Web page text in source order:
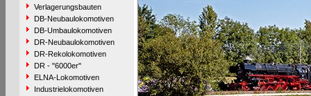
Verlagerungsbauten
DB-Neubaulokomotiven
DB-Umbaulokomotiven
DR-Neubaulokomotiven
DR-Rekolokomotiven
DR - "6000er"
ELNA-Lokomotiven
Industrielokomotiven